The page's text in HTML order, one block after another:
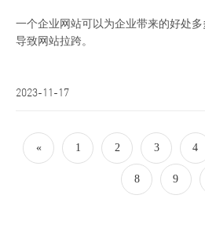
一个企业网站可以为企业带来的好处
导致网站拉跨。
2023-11-17
« 1 2 3 4
8 9